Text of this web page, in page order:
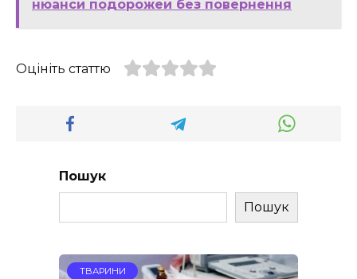
нюанси подорожей без повернення
Оцініть статтю
Пошук
Пошук
ТВАРИНИ